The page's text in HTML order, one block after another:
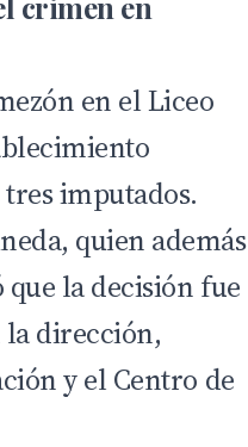
en el Liceo
imputados.
quien además
la decisión fue
la dirección,
y el Centro de